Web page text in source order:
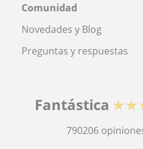
Comunidad
Novedades y Blog
Preguntas y respuestas
Fantástica
790206